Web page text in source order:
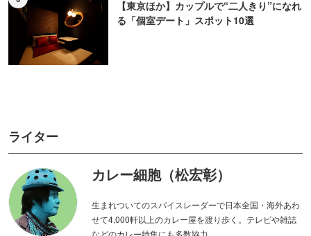
【東京ほか】カップルで“二人きり”になれ
る「個室デート」スポット10選
ライター
カレー細胞（松宏彰）
生まれついてのスパイスレーダーで日本全国・海外あわ
せて4,000軒以上のカレー屋を渡り歩く。テレビや雑誌